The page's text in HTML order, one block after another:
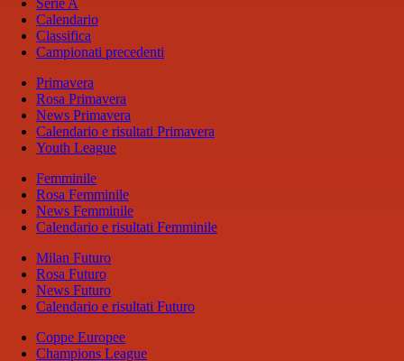
Serie A
Calendario
Classifica
Campionati precedenti
Primavera
Rosa Primavera
News Primavera
Calendario e risultati Primavera
Youth League
Femminile
Rosa Femminile
News Femminile
Calendario e risultati Femminile
Milan Futuro
Rosa Futuro
News Futuro
Calendario e risultati Futuro
Coppe Europee
Champions League